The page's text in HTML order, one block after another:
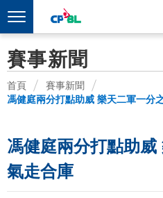
賽事新聞
首頁
賽事新聞
馮健庭兩分打點助威 樂天二軍一分
馮健庭兩分打點助
氣走合庫